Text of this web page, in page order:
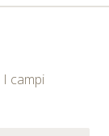
I campi